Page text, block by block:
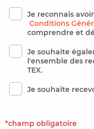
Je reconnais
Conditions
comprendre et
Je souhaite
l'ensemble des
TEX.
Je souhaite
*champ obligatoire